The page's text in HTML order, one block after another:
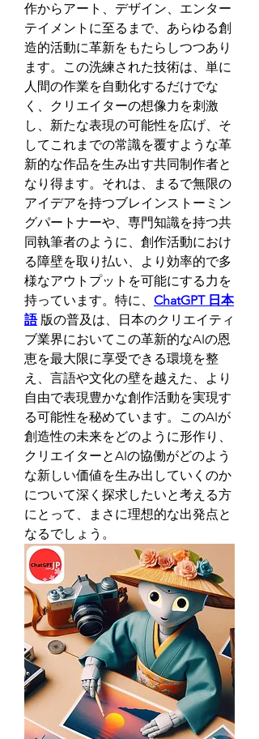
作からアート、デザイン、エンター
テイメントに至るまで、あらゆる創
造的活動に革新をもたらしつつあり
ます。この洗練された技術は、単に
人間の作業を自動化するだけでな
く、クリエイターの想像力を刺激
し、新たな表現の可能性を広げ、そ
してこれまでの常識を覆すような革
新的な作品を生み出す共同制作者と
なり得ます。それは、まるで無限の
アイデアを持つブレインストーミン
グパートナーや、専門知識を持つ共
同執筆者のように、創作活動におけ
る障壁を取り払い、より効率的で多
様なアウトプットを可能にする力を
持っています。特に、 ChatGPT 日本
語 版の普及は、日本のクリエイティ
ブ業界においてこの革新的なAIの恩
恵を最大限に享受できる環境を整
え、言語や文化の壁を越えた、より
自由で表現豊かな創作活動を実現す
る可能性を秘めています。このAIが
創造性の未来をどのように形作り、
クリエイターとAIの協働がどのよう
な新しい価値を生み出していくのか
について深く探求したいと考える方
にとって、まさに理想的な出発点と
なるでしょう。